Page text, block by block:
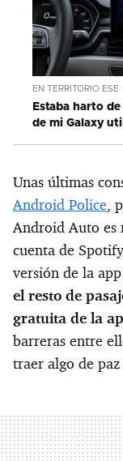
EN TERRITORIO ESE
Estaba harto
de mi Galaxy
Unas últimas
Android Police,
Android Auto es
cuenta de
versión de la
el resto de
gratuita de la
barreras entre
traer algo de